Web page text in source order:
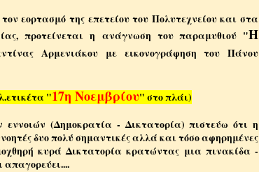
εορτασμό της επετείου του Πολυτεχνείου και στα
προτείνεται η ανάγνωση του παραμυθιού "Η
Αρμενιάκου με εικονογράφηση του Πάνου
"17η Νοεμβρίου" στο πλάι)
(Δημοκρατία - Δικτατορία) πιστεύω ότι η
δυο πολύ σημαντικές αλλά και τόσο αφηρημένες
κυρά Δικτατορία κρατώντας μια πινακίδα -